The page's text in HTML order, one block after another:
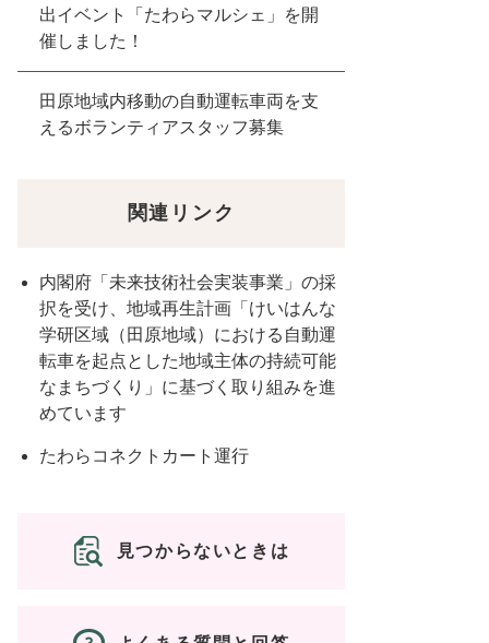
出イベント「たわらマルシェ」を開
催しました！
田原地域内移動の自動運転車両を支
えるボランティアスタッフ募集
関連リンク
内閣府「未来技術社会実装事業」の採
択を受け、地域再生計画「けいはんな
学研区域（田原地域）における自動運
転車を起点とした地域主体の持続可能
なまちづくり」に基づく取り組みを進
めています
たわらコネクトカート運行
見つからないときは